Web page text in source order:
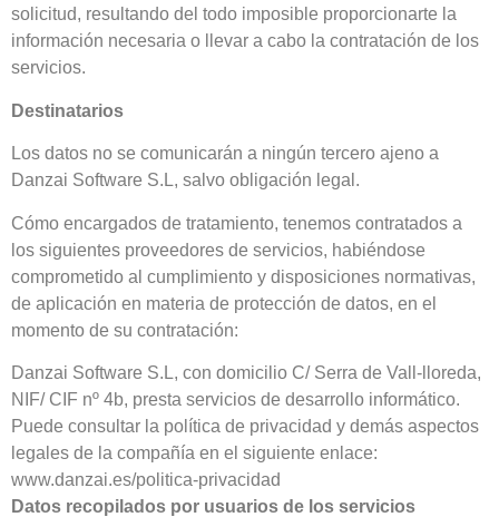
solicitud, resultando del todo imposible proporcionarte la
información necesaria o llevar a cabo la contratación de los
servicios.
Destinatarios
Los datos no se comunicarán a ningún tercero ajeno a
Danzai Software S.L, salvo obligación legal.
Cómo encargados de tratamiento, tenemos contratados a
los siguientes proveedores de servicios, habiéndose
comprometido al cumplimiento y disposiciones normativas,
de aplicación en materia de protección de datos, en el
momento de su contratación:
Danzai Software S.L, con domicilio C/ Serra de Vall-lloreda,
NIF/ CIF nº 4b, presta servicios de desarrollo informático.
Puede consultar la política de privacidad y demás aspectos
legales de la compañía en el siguiente enlace:
www.danzai.es/politica-privacidad
Datos recopilados por usuarios de los servicios